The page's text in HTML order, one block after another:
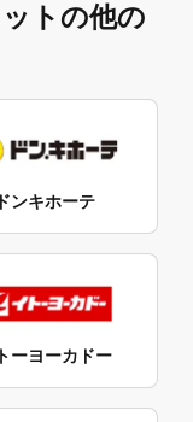
トの他の
ドンキホーテ
ーヨーカドー